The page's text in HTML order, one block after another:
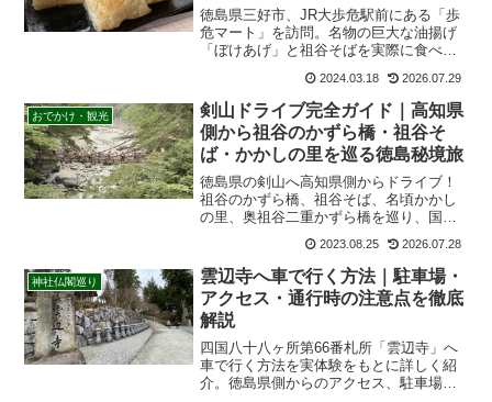
徳島県三好市、JR大歩危駅前にある「歩
危マート」を訪問。名物の巨大な油揚げ
「ぼけあげ」と祖谷そばを実際に食べて
食べ方、歩危マート2号店の食事メニュ
ー、駐車場、アクセス、営業時間など
を、祖谷観光に役立つ情報とともに紹介
します。
2024.03.18 2026.07.29
おでかけ・観光
剣山ドライブ完全ガイド｜高知県
側から祖谷のかずら橋・祖谷そ
ば・かかしの里を巡る徳島秘境旅
徳島県の剣山へ高知県側からドライブ！
祖谷のかずら橋、祖谷そば、名頃かかし
の里、奥祖谷二重かずら橋を巡り、国道
た。剣山観光登山リフトの最新料金やア
クセス、駐車場、ドライブ時の注意点も
紹介します。
2023.08.25 2026.07.28
神社仏閣巡り
雲辺寺へ車で行く方法｜駐車場・
アクセス・通行時の注意点を徹底
解説
四国八十八ヶ所第66番札所「雲辺寺」へ
車で行く方法を実体験をもとに詳しく紹
介。徳島県側からのアクセス、駐車場料